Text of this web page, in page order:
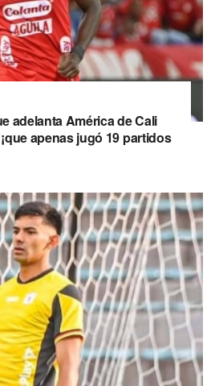
adelanta América de Cali
apenas jugó 19 partidos